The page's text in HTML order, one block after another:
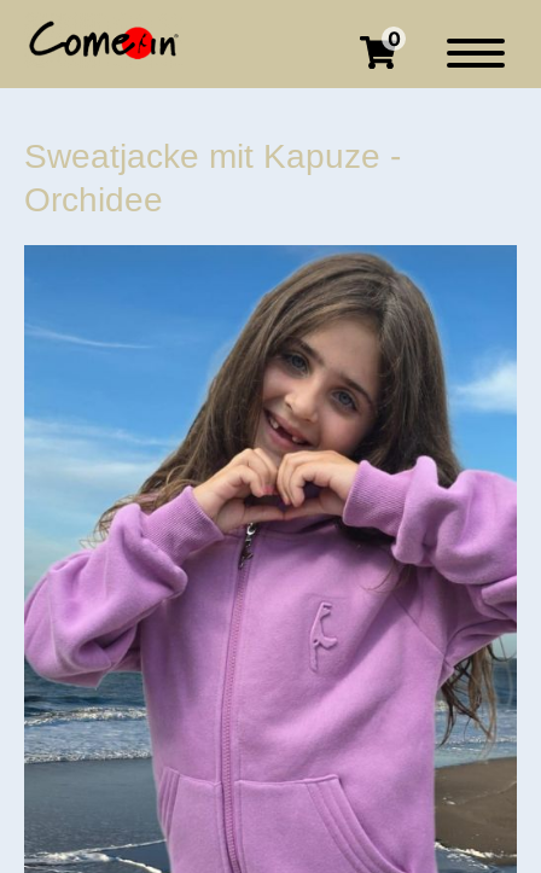
0
Sweatjacke mit Kapuze -
Orchidee